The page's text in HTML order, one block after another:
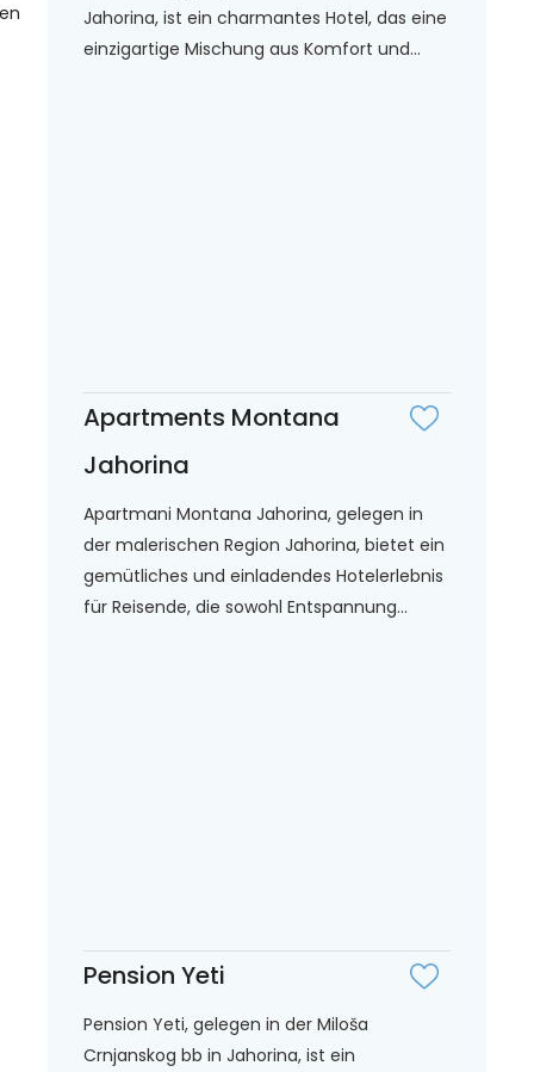
Jahorina, ist ein charmantes Hotel, das eine
einzigartige Mischung aus Komfort und...
Apartments Montana
Jahorina
Apartmani Montana Jahorina, gelegen in
der malerischen Region Jahorina, bietet ein
gemütliches und einladendes Hotelerlebnis
für Reisende, die sowohl Entspannung...
Pension Yeti
Pension Yeti, gelegen in der Miloša
Crnjanskog bb in Jahorina, ist ein